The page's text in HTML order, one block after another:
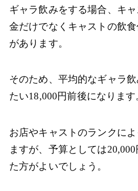
ギャラ飲みをする場合、キ
金だけでなくキャストの飲
があります。
そのため、平均的なギャラ
たい18,000円前後になります
お店やキャストのランクに
ますが、予算としては
た方がよいでしょう。